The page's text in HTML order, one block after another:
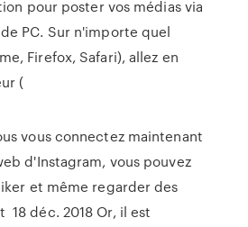
pour poster vos médias via
PC. Sur n'importe quel
Firefox, Safari), allez en
(
vous connectez maintenant
d'Instagram, vous pouvez
et même regarder des
déc. 2018 Or, il est